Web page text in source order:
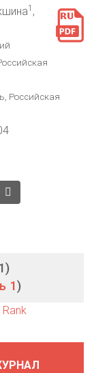
1 ,
Российская
1)